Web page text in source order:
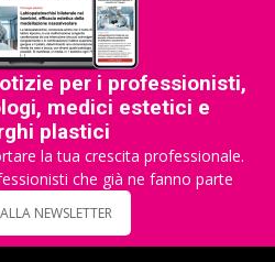
per i professionisti,
medici estetici e
plastici
la tua crescita professionale.
che già ne fanno parte
NEWSLETTER